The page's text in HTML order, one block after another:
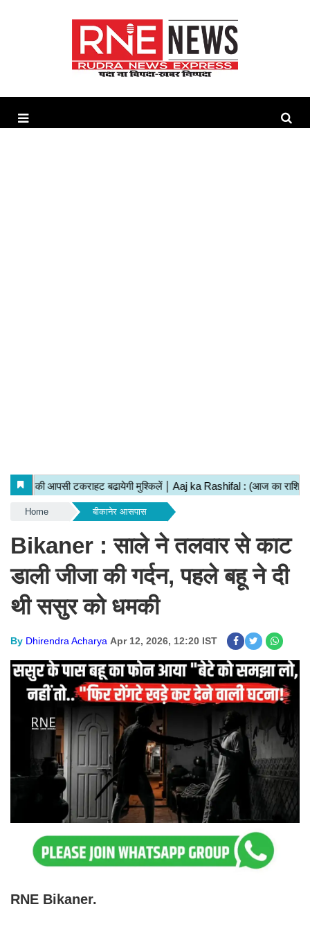
Home बीकानेर आसपास
Bikaner : साले ने तलवार से काट
डाली जीजा की गर्दन, पहले बहू ने दी
थी ससुर को धमकी
By Dhirendra Acharya Apr 12, 2026, 12:20 IST
RNE Bikaner.